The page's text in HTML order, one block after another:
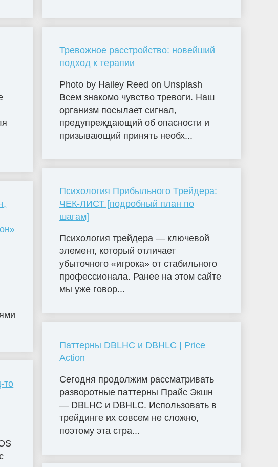
то
Тревожное расстройство: новейший
подход к терапии
Photo by Hailey Reed on Unsplash
Всем знакомо чувство тревоги. Наш
организм посылает сигнал,
предупреждающий об опасности и
призывающий принять необх...
Психология Прибыльного Трейдера:
ЧЕК-ЛИСТ [подробный план по
шагам]
Психология трейдера — ключевой
элемент, который отличает
убыточного «игрока» от стабильного
профессионала. Ранее на этом сайте
мы уже говор...
Паттерны DBLHC и DBHLC | Price
Action
Сегодня продолжим рассматривать
разворотные паттерны Прайс Экшн
— DBLHC и DBHLC. Использовать в
трейдинге их совсем не сложно,
поэтому эта стра...